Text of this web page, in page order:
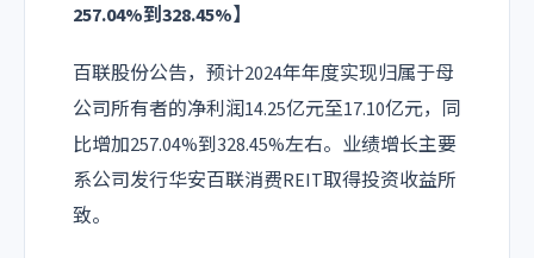
257.04%到328.45%】
百联股份公告，预计2024年年度实现归属于母
公司所有者的净利润14.25亿元至17.10亿元，同
比增加257.04%到328.45%左右。业绩增长主要
系公司发行华安百联消费REIT取得投资收益所
致。